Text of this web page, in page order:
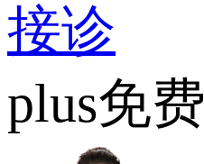
接诊
plus免费